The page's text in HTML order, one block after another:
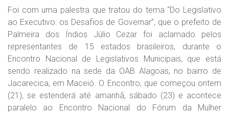
Foi com uma palestra que tratou do tema “Do Legislativo
ao Executivo: os Desafios de Governar”, que o prefeito de
Palmeira dos Índios Júlio Cezar foi aclamado pelos
representantes de 15 estados brasileiros, durante o
Encontro Nacional de Legislativos Municipais, que está
sendo realizado na sede da OAB Alagoas, no bairro de
Jacarecica, em Maceió. O Encontro, que começou ontem
(21), se estenderá até amanhã, sábado (23) e acontece
paralelo ao Encontro Nacional do Fórum da Mulher